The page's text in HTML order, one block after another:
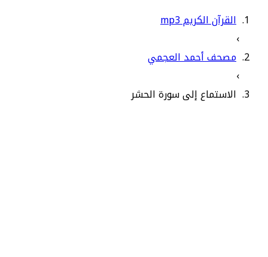
القرآن الكريم mp3
›
مصحف أحمد العجمي
›
الاستماع إلى سورة الحشر